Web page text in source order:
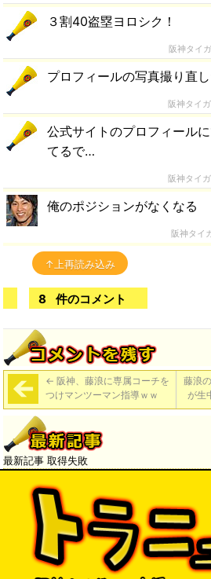
３割40盗塁ヨロシク！
阪神タイガ
プロフィールの写真撮り直
阪神タイガ
公式サイトのプロフィール
てるで…
阪神タイガ
俺のポジションがなくなる
阪神タイ
↑上再読み込み
8 件のコメント
← 阪神、藤浪に専属コーチを
つけマンツーマン指導ｗｗ
藤浪
が生
最新記事 取得失敗